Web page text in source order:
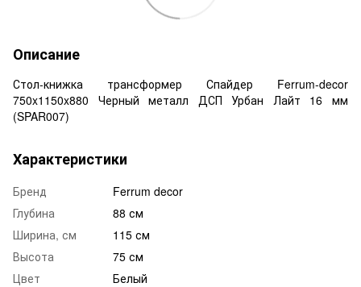
Описание
Стол-книжка трансформер Спайдер Ferrum-decor
750x1150x880 Черный металл ДСП Урбан Лайт 16 мм
(SPAR007)
Характеристики
Бренд
Ferrum decor
Глубина
88 см
Ширина, см
115 см
Высота
75 см
Цвет
Белый